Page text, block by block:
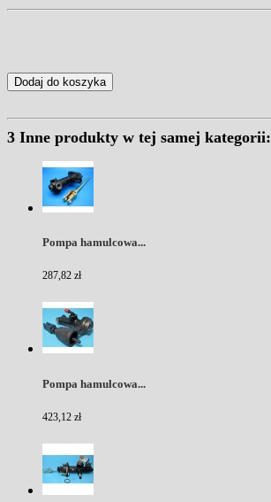
Dodaj do koszyka
3 Inne produkty w tej samej kategorii:
Pompa hamulcowa...
287,82 zł
Pompa hamulcowa...
423,12 zł